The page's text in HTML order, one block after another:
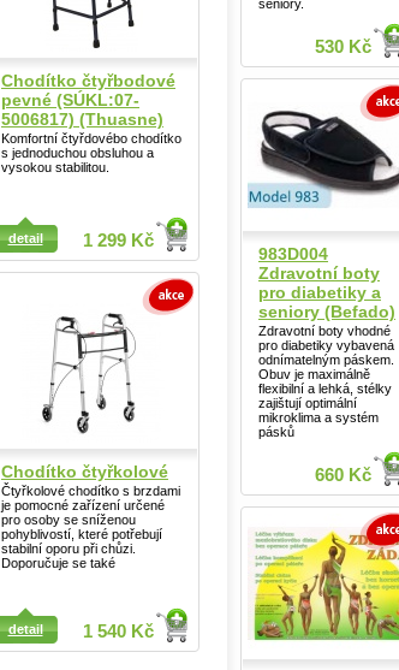
Chodítko čtyřbodové
pevné (SÚKL:07-
5006817) (Thuasne)
Komfortní čtyřdovébo chodítko
s jednoduchou obsluhou a
vysokou stabilitou.
1 299 Kč
detail
Chodítko čtyřkolové
Čtyřkolové chodítko s brzdami
je pomocné zařízení určené
pro osoby se sníženou
pohyblivostí, které potřebují
stabilní oporu při chůzi.
Doporučuje se také
1 540 Kč
detail
seniory.
530 Kč
983D004
Zdravotní boty
pro diabetiky a
seniory (Befado)
Zdravotní boty vhodné
pro diabetiky vybavená
odnímatelným páskem.
Obuv je maximálně
flexibilní a lehká, stélky
zajištují optimální
mikroklima a systém
pásků
660 Kč